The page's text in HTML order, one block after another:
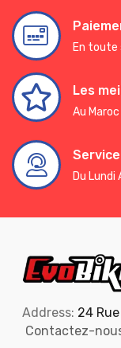
En toute
Les
Au Maroc
Du
Address: 24
Contactez-